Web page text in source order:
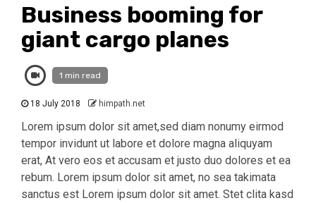
Business booming for
giant cargo planes
1 min read
18 July 2018 himpath.net
Lorem ipsum dolor sit amet,sed diam nonumy eirmod
tempor invidunt ut labore et dolore magna aliquyam
erat, At vero eos et accusam et justo duo dolores et ea
rebum. Lorem ipsum dolor sit amet, no sea takimata
sanctus est Lorem ipsum dolor sit amet. Stet clita kasd